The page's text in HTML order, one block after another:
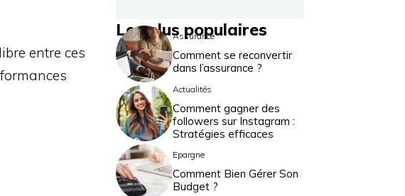
entre ces
Les plus populaires
Assurance
Comment se reconvertir
dans l’assurance ?
Actualités
Comment gagner des
followers sur Instagram :
Stratégies efficaces
Epargne
Comment Bien Gérer Son
Budget ?